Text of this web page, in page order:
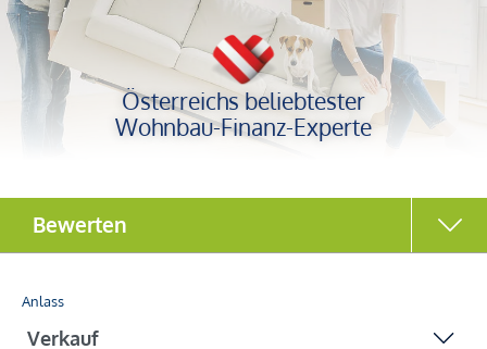
Österreichs beliebtester
Wohnbau-Finanz-Experte
Anlass
Bewerten